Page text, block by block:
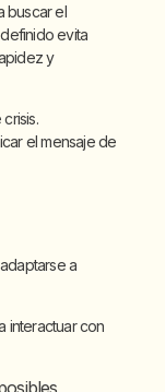
buscar el
evita
y
el mensaje de
a
interactuar con